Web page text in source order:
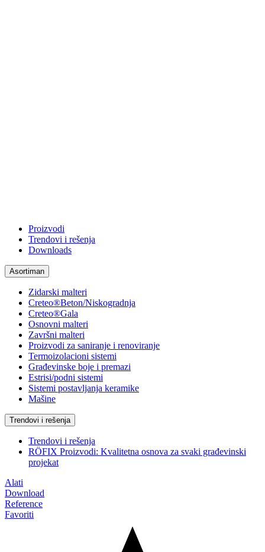
Proizvodi
Trendovi i rešenja
Downloads
Asortiman
Zidarski malteri
Creteo®Beton/Niskogradnja
Creteo®Gala
Osnovni malteri
Završni malteri
Proizvodi za saniranje i renoviranje
Termoizolacioni sistemi
Građevinske boje i premazi
Estrisi/podni sistemi
Sistemi postavljanja keramike
Mašine
Trendovi i rešenja
Trendovi i rešenja
RÖFIX Proizvodi: Kvalitetna osnova za svaki građevinski
projekat
Alati
Download
Reference
Favoriti